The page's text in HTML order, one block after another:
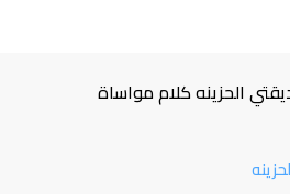
الحزينه كلام مواساة